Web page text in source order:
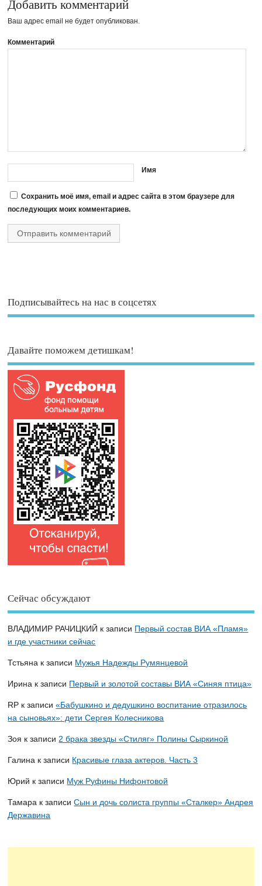
Добавить комментарий
Ваш адрес email не будет опубликован.
Комментарий
Имя
Сохранить моё имя, email и адрес сайта в этом браузере для
последующих моих комментариев.
Подписывайтесь на нас в соцсетях
Давайте поможем детишкам!
Сейчас обсуждают
ВЛАДИМИР РАЧИЦКИЙ к записи Первый состав ВИА «Пламя»
и где участники сейчас
Тстьяна к записи Мужья Надежды Румянцевой
Ирина к записи Первый и золотой составы ВИА «Синяя птица»
RP к записи«Бабушкино и дедушкино воспитание отразилось
на сыновьях»: дети Сергея Колесникова
Зоя к записи 2 брака звезды «Стиляг» Полины Сыркиной
Галина к записи Красивые глаза актеров. Часть 3
Юрий к записи Муж Руфины Нифонтовой
Тамара к записиСын и дочь солиста группы «Сталкер» Андрея
Державина